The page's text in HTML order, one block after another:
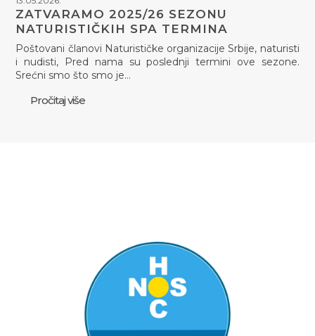
ZATVARAMO 2025/26 SEZONU
NATURISTIČKIH SPA TERMINA
Poštovani članovi Naturističke organizacije Srbije, naturisti
i nudisti, Pred nama su poslednji termini ove sezone.
Srećni smo što smo je…
Pročitaj više